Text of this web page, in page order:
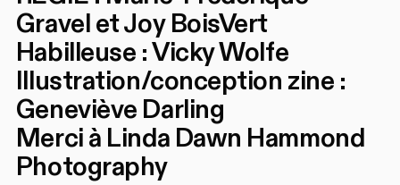
Gravel et Joy BoisVert
Habilleuse : Vicky Wolfe
Illustration/conception zine :
Geneviève Darling
Merci à Linda Dawn Hammond
Photography